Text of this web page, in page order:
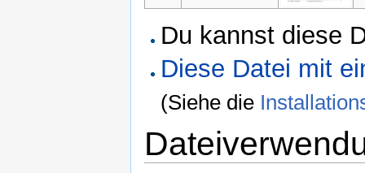
Du kannst diese
Diese Datei mit
(Siehe die